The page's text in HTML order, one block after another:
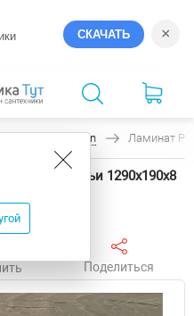
СКАЧАТЬ ×
Anatolia Design Ламинат
DSG 911 Сеньи 1290х190х8
Поделиться